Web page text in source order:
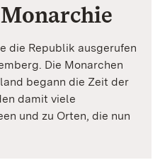
die Republik ausgerufen
Die Monarchen
begann die Zeit der
damit viele
und zu Orten, die nun